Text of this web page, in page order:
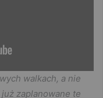
walkach, a nie
zaplanowane te